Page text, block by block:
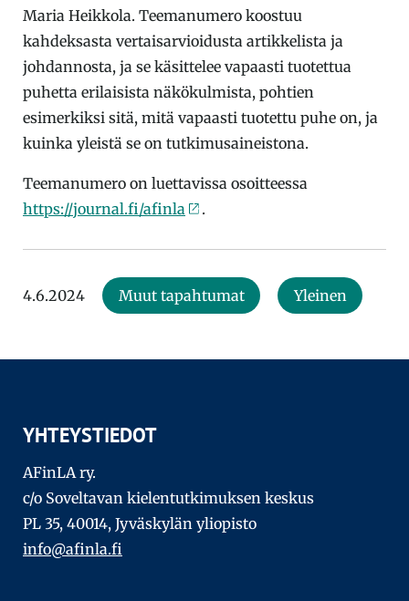
Maria Heikkola. Teemanumero koostuu
kahdeksasta vertaisarvioidusta artikkelista ja
johdannosta, ja se käsittelee vapaasti tuotettua
puhetta erilaisista näkökulmista, pohtien
esimerkiksi sitä, mitä vapaasti tuotettu puhe on, ja
kuinka yleistä se on tutkimusaineistona.
Teemanumero on luettavissa osoitteessa
https://journal.fi/afinla
.
4.6.2024 Muut tapahtumat Yleinen
YHTEYSTIEDOT
AFinLA ry.
c/o Soveltavan kielentutkimuksen keskus
PL 35, 40014, Jyväskylän yliopisto
info@afinla.fi